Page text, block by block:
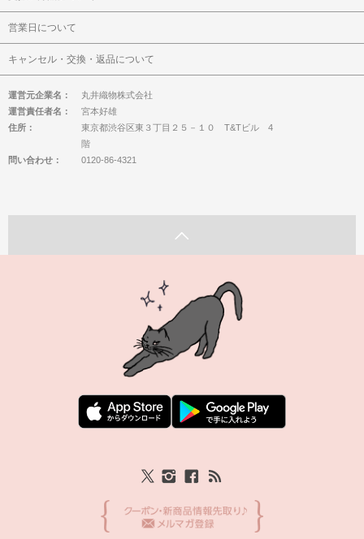
営業日について
キャンセル・交換・返品について
運営元企業名：
丸井織物株式会社
運営責任者名：
宮本好雄
住所：
東京都渋谷区東３丁目２５－１０ T&Tビル 4
階
問い合わせ：
0120-86-4321